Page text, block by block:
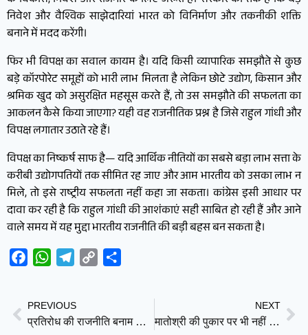
निवेश और वैश्विक साझेदारियां भारत को विनिर्माण और तकनीकी शक्ति
बनाने में मदद करेंगी।
फिर भी विपक्ष का सवाल कायम है। यदि किसी व्यापारिक समझौते से कुछ
बड़े कॉरपोरेट समूहों को भारी लाभ मिलता है लेकिन छोटे उद्योग, किसान और
श्रमिक खुद को असुरक्षित महसूस करते हैं, तो उस समझौते की सफलता का
आकलन कैसे किया जाएगा? यही वह राजनीतिक प्रश्न है जिसे राहुल गांधी और
विपक्ष लगातार उठाते रहे हैं।
विपक्ष का निष्कर्ष साफ है— यदि आर्थिक नीतियों का सबसे बड़ा लाभ सत्ता के
करीबी उद्योगपतियों तक सीमित रह जाए और आम भारतीय को उसका लाभ न
मिले, तो इसे राष्ट्रीय सफलता नहीं कहा जा सकता। कांग्रेस इसी आधार पर
दावा कर रही है कि राहुल गांधी की आशंकाएं सही साबित हो रही हैं और आने
वाले समय में यह मुद्दा भारतीय राजनीति की बड़ी बहस बन सकता है।
FacebookWhatsAppTelegram
Copy
PREVIOUS
प्रतिरोध की राजनीति बनाम सत्ता की राजनीति: राहुल गांधी के भाषण का अर्थ
NEXT
मातोश्री की पुकार पर भी नहीं जुटे सांसद! क्या उद्धव ठाकरे के हाथ से फिसल रही है शिवसेना (UBT)?